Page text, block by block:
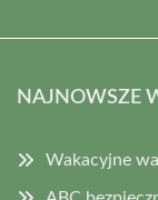
NAJNOWSZE
Wakacyjne